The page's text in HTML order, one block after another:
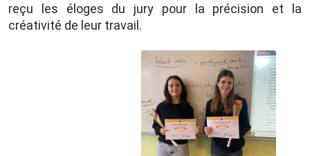
reçu les éloges du jury pour la précision et la
créativité de leur travail.